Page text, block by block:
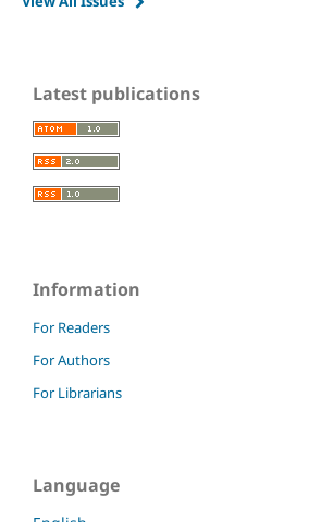
Latest publications
Information
For Readers
For Authors
For Librarians
Language